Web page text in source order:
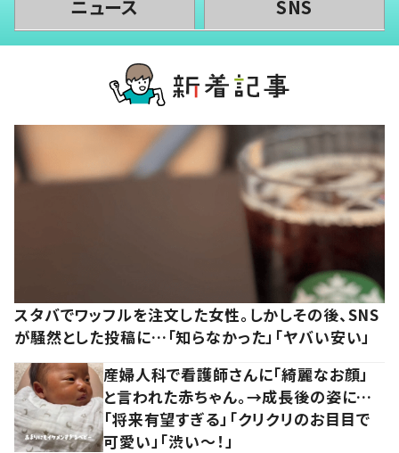
ニュース SNS
スタバでワッフルを注文した女性。しかしその後、SNS
が騒然とした投稿に…「知らなかった」「ヤバい安い」
産婦人科で看護師さんに「綺麗なお顔」
と言われた赤ちゃん。→成長後の姿に…
「将来有望すぎる」「クリクリのお目目で
可愛い」「渋い～！」